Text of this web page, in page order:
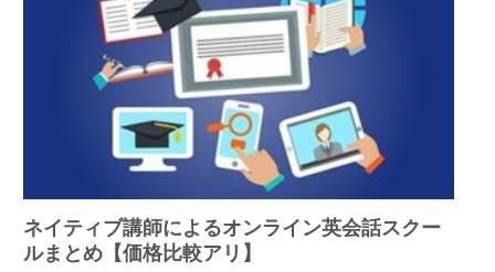
ネイティブ講師によるオンライン英会話スクー
ルまとめ【価格比較アリ】